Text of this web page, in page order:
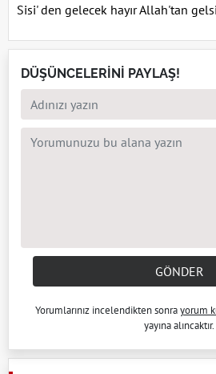
Sisi' den gelecek hayır Allah'tan
DÜŞÜNCELERİNİ PAYLAŞ!
GÖNDER
Yorumlarınız incelendikten sonrayorum
yayına alıncaktır.